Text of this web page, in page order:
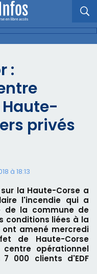
:
privés
à 18:13
la Haute-Corse a
l'incendie qui a
de la commune de
conditions liées à la
amené mercredi
de Haute-Corse
opérationnel
000 clients d'EDF